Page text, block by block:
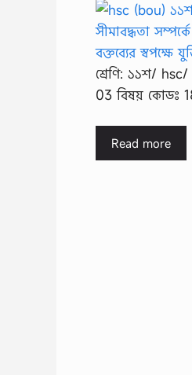
শ্রেণি: ১১শ/
03 বিষয় কোডঃ
Read more